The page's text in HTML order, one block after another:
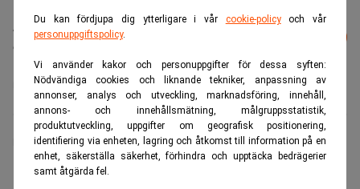
Du kan fördjupa dig ytterligare i vår cookie-policyoch vår
personuppgiftspolicy.
Vi använder kakor och personuppgifter för dessa syften:
Nödvändiga cookies och liknande tekniker, anpassning av
annonser, analys och utveckling, marknadsföring, innehåll,
annons- och innehållsmätning, målgruppsstatistik,
produktutveckling, uppgifter om geografisk positionering,
identifiering via enheten, lagring och åtkomst till information på en
enhet, säkerställa säkerhet, förhindra och upptäcka bedrägerier
samt åtgärda fel.
Läs mer från Realtid - vårt nyhetsbrev
är kostnadsfritt:
Finwire Realtid
Realtid.se